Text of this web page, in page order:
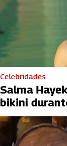
Celebridades
Salma
bikini